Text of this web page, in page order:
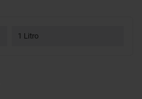
1 Litro